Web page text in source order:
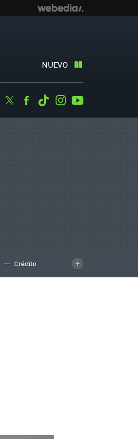
NUEVO
TwitterFacebook
TiktokInstagram
Crédito